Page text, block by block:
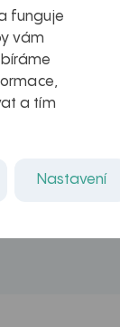
–
pro ty,
ji...
funguje
vám
a tím
Nastavení